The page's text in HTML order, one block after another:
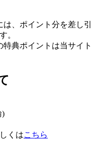
、ポイント分を差し引
。
典ポイントは当サイト
)
くはこちら